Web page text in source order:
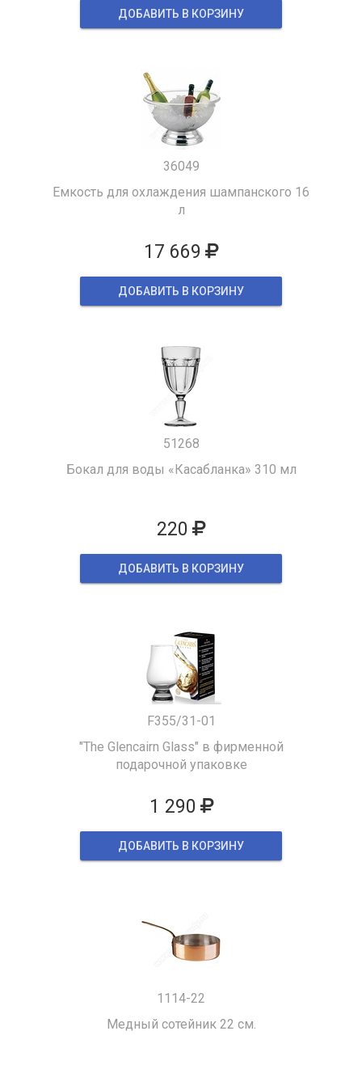
ДОБАВИТЬ В КОРЗИНУ
36049
Емкость для охлаждения шампанского 16
л
17 669
ДОБАВИТЬ В КОРЗИНУ
51268
Бокал для воды «Касабланка» 310 мл
220
ДОБАВИТЬ В КОРЗИНУ
F355/31-01
"The Glencairn Glass" в фирменной
подарочной упаковке
1 290
ДОБАВИТЬ В КОРЗИНУ
1114-22
Медный сотейник 22 см.